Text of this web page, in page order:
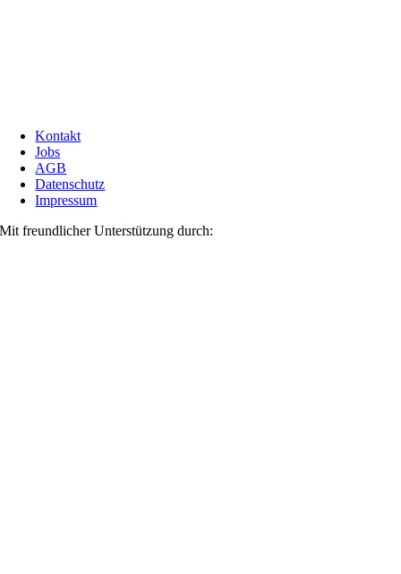
Kontakt
Jobs
AGB
Datenschutz
Impressum
Mit freundlicher Unterstützung durch: